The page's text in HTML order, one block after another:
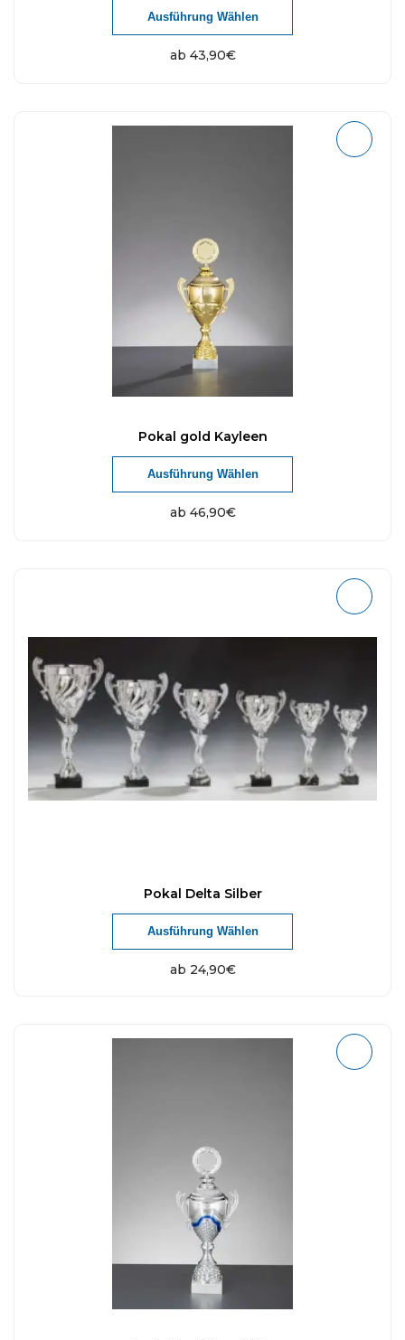
ab 43,90€
Ausführung Wählen
Pokal gold Kayleen
ab 46,90€
Ausführung Wählen
Pokal Delta Silber
ab 24,90€
Ausführung Wählen